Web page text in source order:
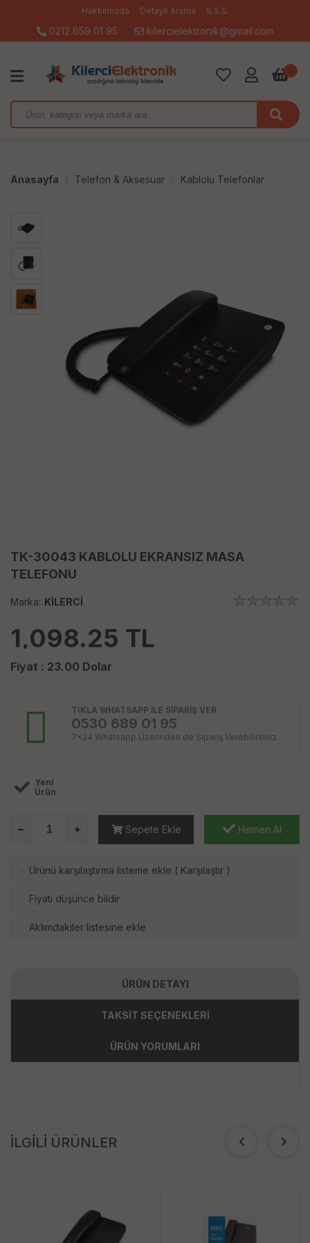
Hakkımızda Detaylı Arama S.S.S.
0212 659 01 95 kilercielektronik@gmail.com
0
Anasayfa Telefon & Aksesuar Kablolu Telefonlar
TK-30043 KABLOLU EKRANSIZ MASA
TELEFONU
Marka: KİLERCİ
1,098.25 TL
Fiyat : 23.00 Dolar
TIKLA WHATSAPP İLE SİPARİŞ VER
0530 689 01 95
7x24 Whatsapp Üzerinden de Sipariş Verebilirsiniz.
Yeni
Ürün
Sepete Ekle Hemen Al
· Ürünü karşılaştırma listeme ekle ( Karşılaştır )
· Fiyatı düşünce bildir
· Aklımdakiler listesine ekle
ÜRÜN DETAYI
TAKSİT SEÇENEKLERİ
ÜRÜN YORUMLARI
İLGİLİ ÜRÜNLER